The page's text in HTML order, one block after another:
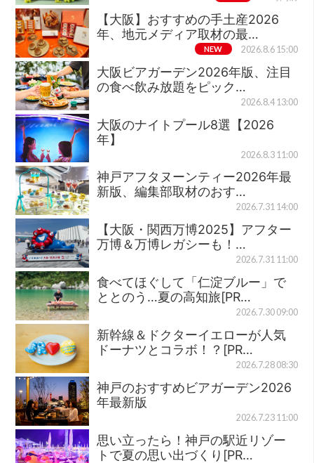
【大阪】おすすめの手土産2026
年、地元メディア取材の最…
NEW 2026.8.6 15:00
大阪ビアガーデン2026年版、注目
の食べ飲み放題をピック…
2026.8.4 13:00
大阪のナイトプール8選【2026
年】
2026.8.3 11:00
神戸アフタヌーンティー2026年最
新版、編集部取材のおす…
2026.7.31 14:00
【大阪・関西万博2025】アフター
万博＆万博レガシーも！…
2026.7.31 11:00
食べてほぐして「仁淀ブルー」で
ととのう…夏の高知旅[PR…
2026.7.30 09:00
新幹線＆ドクターイエローが人気
ドーナツとコラボ！？[PR…
2026.7.28 08:30
神戸のおすすめビアガーデン2026
年最新版
2026.7.23 11:00
思い立ったら！神戸の駅近リゾー
トで夏の思い出づくり[PR…